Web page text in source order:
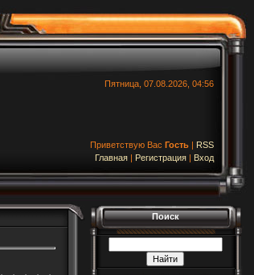
Пятница, 07.08.2026, 04:56
Приветствую Вас Гость | RSS
Главная | Регистрация | Вход
Поиск